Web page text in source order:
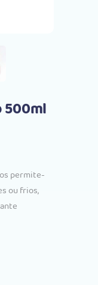
500ml
permite-
ou frios,